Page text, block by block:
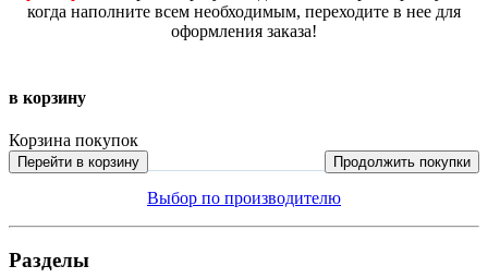
когда наполните всем необходимым, переходите в нее для
оформления заказа!
в корзину
Корзина покупок
Перейти в корзину Продолжить покупки
Выбор по производителю
Разделы